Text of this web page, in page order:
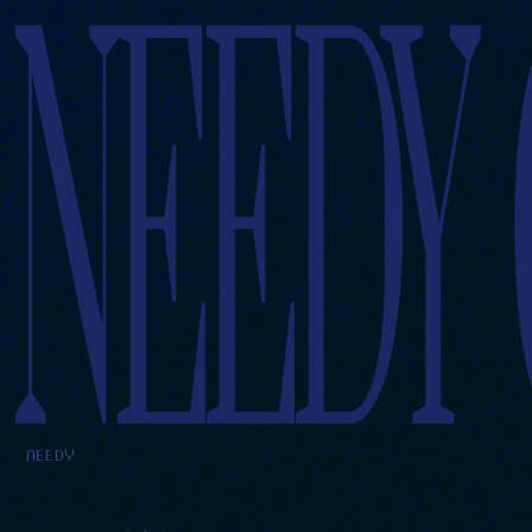
NEEDY